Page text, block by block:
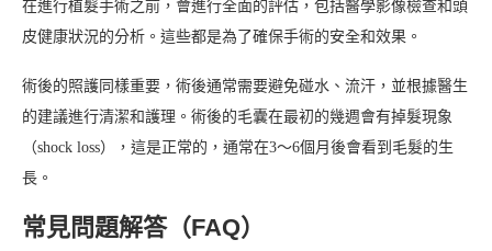
在進行植髮手術之前，會進行全面的評估，包括醫學影像檢查和頭
皮健康狀況的分析。這些都是為了確保手術的安全和效果。
術後的照護同樣重要，術後通常需要避免碰水、流汗，並根據醫生
的建議進行清潔和護理。術後的毛囊在最初的幾週會有掉髮現象
（shock loss），這是正常的，通常在3～6個月後會看到毛髮的生
長。
常見問題解答（FAQ）